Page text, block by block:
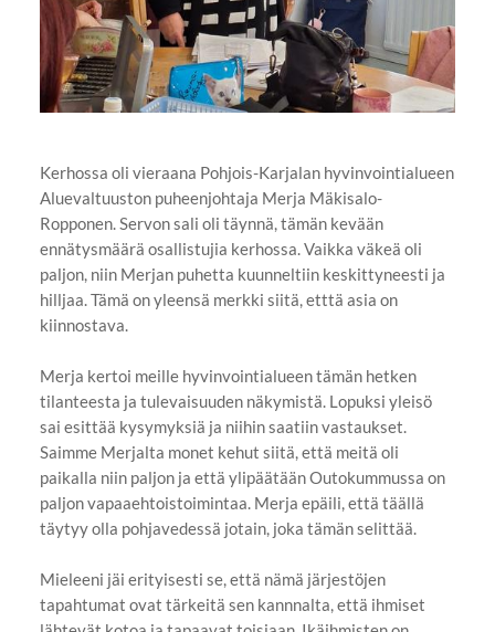
Kerhossa oli vieraana Pohjois-Karjalan hyvinvointialueen
Aluevaltuuston puheenjohtaja Merja Mäkisalo-
Ropponen. Servon sali oli täynnä, tämän kevään
ennätysmäärä osallistujia kerhossa. Vaikka väkeä oli
paljon, niin Merjan puhetta kuunneltiin keskittyneesti ja
hilljaa. Tämä on yleensä merkki siitä, etttä asia on
kiinnostava.
Merja kertoi meille hyvinvointialueen tämän hetken
tilanteesta ja tulevaisuuden näkymistä. Lopuksi yleisö
sai esittää kysymyksiä ja niihin saatiin vastaukset.
Saimme Merjalta monet kehut siitä, että meitä oli
paikalla niin paljon ja että ylipäätään Outokummussa on
paljon vapaaehtoistoimintaa. Merja epäili, että täällä
täytyy olla pohjavedessä jotain, joka tämän selittää.
Mieleeni jäi erityisesti se, että nämä järjestöjen
tapahtumat ovat tärkeitä sen kannnalta, että ihmiset